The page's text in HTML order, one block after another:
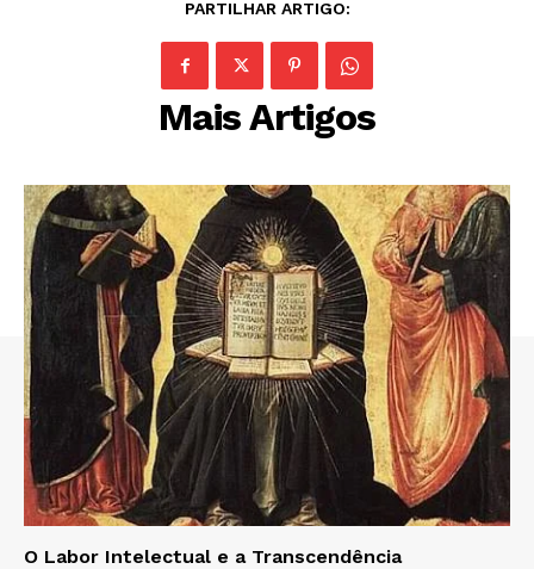
PARTILHAR ARTIGO:
Mais Artigos
O Labor Intelectual e a Transcendência